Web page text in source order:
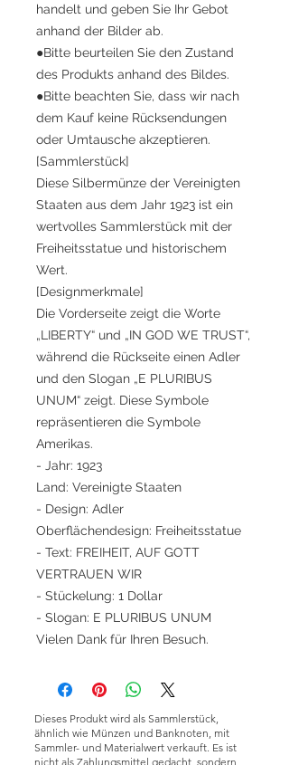
handelt und geben Sie Ihr Gebot
anhand der Bilder ab.
●Bitte beurteilen Sie den Zustand
des Produkts anhand des Bildes.
●Bitte beachten Sie, dass wir nach
dem Kauf keine Rücksendungen
oder Umtausche akzeptieren.
[Sammlerstück]
Diese Silbermünze der Vereinigten
Staaten aus dem Jahr 1923 ist ein
wertvolles Sammlerstück mit der
Freiheitsstatue und historischem
Wert.
[Designmerkmale]
Die Vorderseite zeigt die Worte
„LIBERTY“ und „IN GOD WE TRUST“,
während die Rückseite einen Adler
und den Slogan „E PLURIBUS
UNUM“ zeigt. Diese Symbole
repräsentieren die Symbole
Amerikas.
- Jahr: 1923
Land: Vereinigte Staaten
- Design: Adler
Oberflächendesign: Freiheitsstatue
- Text: FREIHEIT, AUF GOTT
VERTRAUEN WIR
- Stückelung: 1 Dollar
- Slogan: E PLURIBUS UNUM
Vielen Dank für Ihren Besuch.
Dieses Produkt wird als Sammlerstück,
ähnlich wie Münzen und Banknoten, mit
Sammler- und Materialwert verkauft. Es ist
nicht als Zahlungsmittel gedacht, sondern